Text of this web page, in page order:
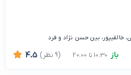
خالقیپور، بین حسن نژاد و فرد
باز 4.5 (9 نظر)